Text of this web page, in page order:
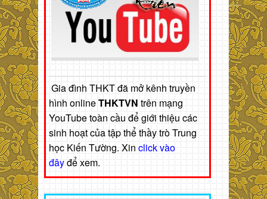
Gia đình THKT đã mở kênh truyền
hình onlineTHKTVN trên mạng
YouTube toàn cầu để giới thiệu các
sinh hoạt của tập thể thầy trò Trung
học Kiến Tường. Xin click vào
đâyđể xem.